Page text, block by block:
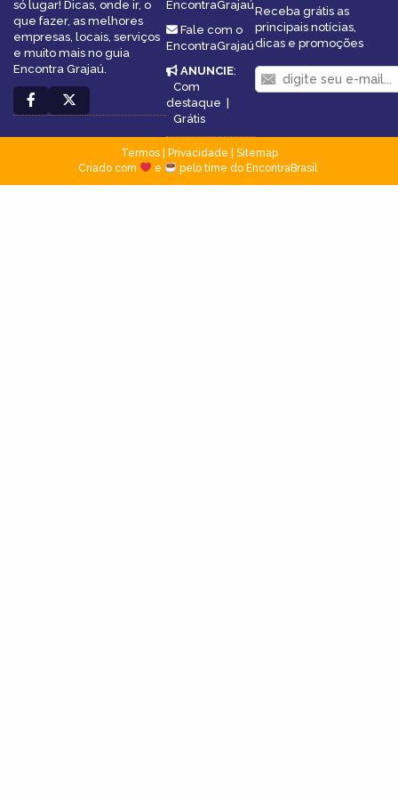
só lugar! Dicas, onde ir, o
que fazer, as melhores
empresas, locais, serviços
e muito mais no guia
Encontra Grajaú.
EncontraGrajaú
Fale com o
EncontraGrajaú
ANUNCIE:
Com
destaque |
Grátis
Receba grátis as
principais notícias,
dicas e promoções
Termos| Privacidade
Sitemap
Criado com
e pelo time do EncontraBrasil